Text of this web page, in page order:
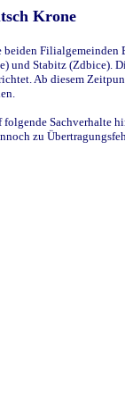
Krone
und Stabitz
Ab diesem
folgende Sachverhalte
zu